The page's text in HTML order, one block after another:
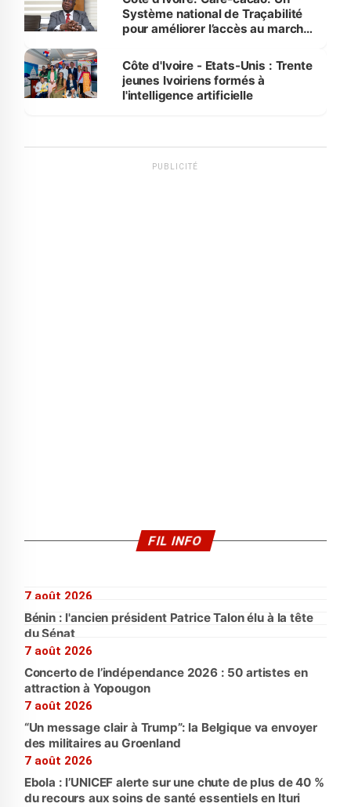
Système national de Traçabilité
pour améliorer l’accès au marché
Côte d'Ivoire - Etats-Unis : Trente
jeunes Ivoiriens formés à
l'intelligence artificielle
PUBLICITÉ
FIL INFO
7 août 2026
Bénin : l'ancien président Patrice Talon élu à la tête
du Sénat
7 août 2026
Concerto de l’indépendance 2026 : 50 artistes en
attraction à Yopougon
7 août 2026
“Un message clair à Trump”: la Belgique va envoyer
des militaires au Groenland
7 août 2026
Ebola : l’UNICEF alerte sur une chute de plus de 40 %
du recours aux soins de santé essentiels en Ituri